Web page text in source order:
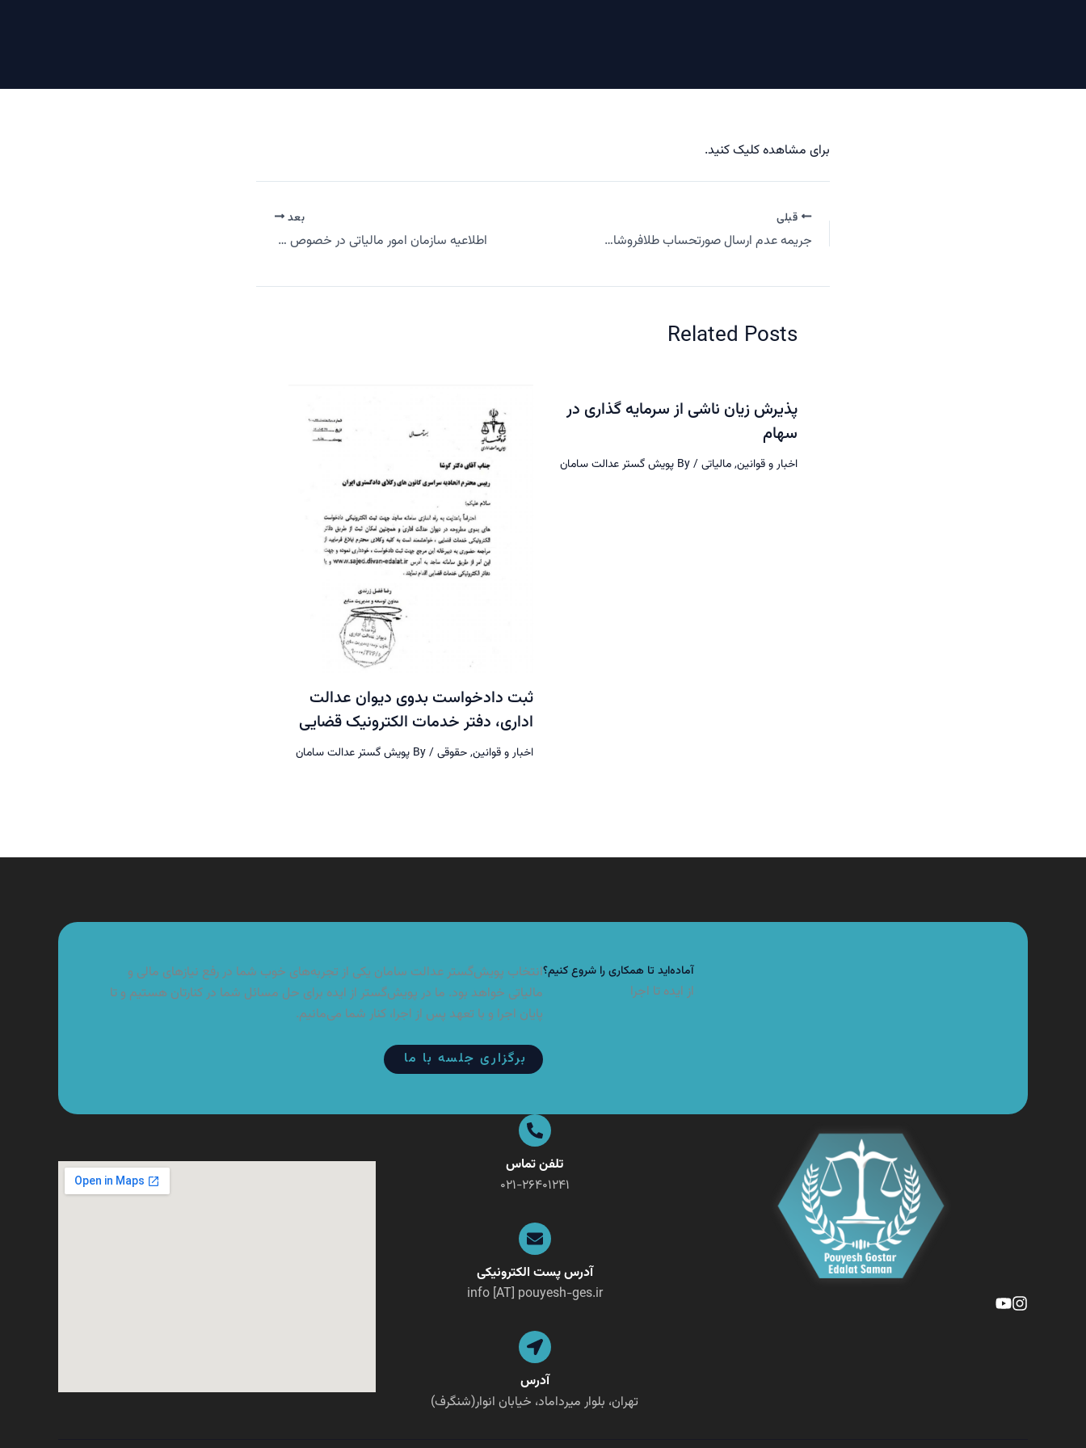
برای مشاهده کلیک کنید.
قبلی
جریمه عدم ارسال صورتحساب طلافروشان به سامانه مودیان چند درصد است؟ و آیا قابل بخشودگی است؟
بعد
اطلاعیه سازمان امور مالیاتی در خصوص گزارش حد نصاب ماده ۲۷۲ ق.م.م
Related Posts
پذیرش زیان ناشی از سرمایه گذاری در
سهام
اخبار و قوانین,مالیاتی/ By پویش گستر عدالت سامان
ثبت دادخواست بدوی دیوان عدالت
اداری، دفتر خدمات الکترونیک قضایی
اخبار و قوانین,حقوقی/ By پویش گستر عدالت سامان
آماده‌اید تا همکاری را شروع کنیم؟
از ایده تا اجرا
انتخاب پویش‌گستر عدالت سامان یکی از تجربه‌های خوب شما در رفع نیازهای مالی و
مالیاتی خواهد بود. ما در پویش‌گستر از ایده برای حل مسائل شما در کنارتان هستیم و تا
پایان اجرا و با تعهد پس از اجرا، کنار شما می‌مانیم.
برگزاری جلسه با ما
تلفن تماس
۰۲۱-۲۶۴۰۱۲۴۱
آدرس پست الکترونیکی
info [AT] pouyesh-ges.ir
آدرس
تهران، بلوار میرداماد، خیابان انوار(شنگرف)